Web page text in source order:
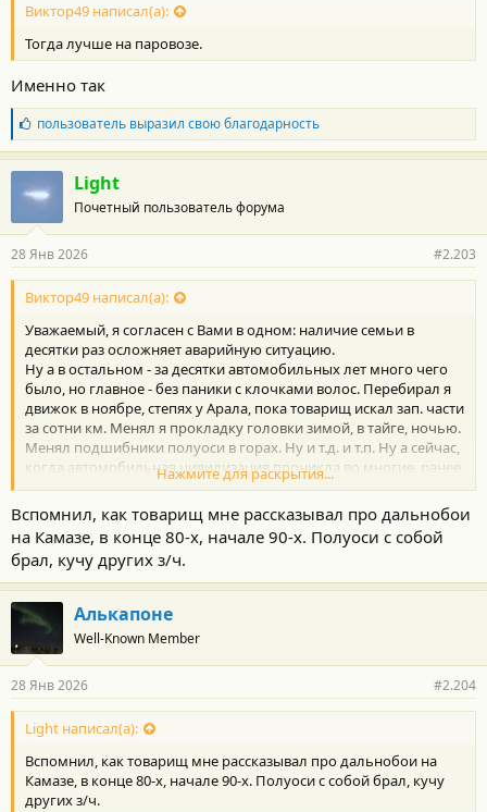
Виктор49 написал(а):
Тогда лучше на паровозе.
Именно так
Б
л
а
г
о
д
а
н
о
с
и
:
пользовательвыразил свою благодарность
Light
Почетный пользователь форума
28 Янв 2026 #2.203
Виктор49 написал(а):
Уважаемый, я согласен с Вами в одном: наличие семьи в
десятки раз осложняет аварийную ситуацию.
Ну а в остальном - за десятки автомобильных лет много чего
было, но главное - без паники с клочками волос. Перебирал я
движок в ноябре, степях у Арала, пока товарищ искал зап. части
за сотни км. Менял я прокладку головки зимой, в тайге, ночью.
Менял подшибники полуоси в горах. Ну и т.д. и т.п. Ну а сейчас,
когда автомобильная цивилизация проникла во многие, ранее
тёмные уголки страны, а автомобили стали значительно
возможно-вероятной поломки машинки. Тогда лучше на
паровозе.
Нажмите для раскрытия...
Вспомнил, как товарищ мне рассказывал про дальнобои
на Камазе, в конце 80-х, начале 90-х. Полуоси с собой
брал, кучу других з/ч.
Алькапоне
Well-Known Member
28 Янв 2026 #2.204
Light написал(а):
Вспомнил, как товарищ мне рассказывал про дальнобои на
Камазе, в конце 80-х, начале 90-х. Полуоси с собой брал, кучу
других з/ч.